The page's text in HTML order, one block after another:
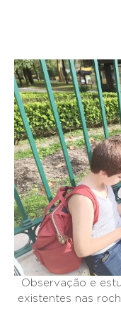
Observação e
existentes nas